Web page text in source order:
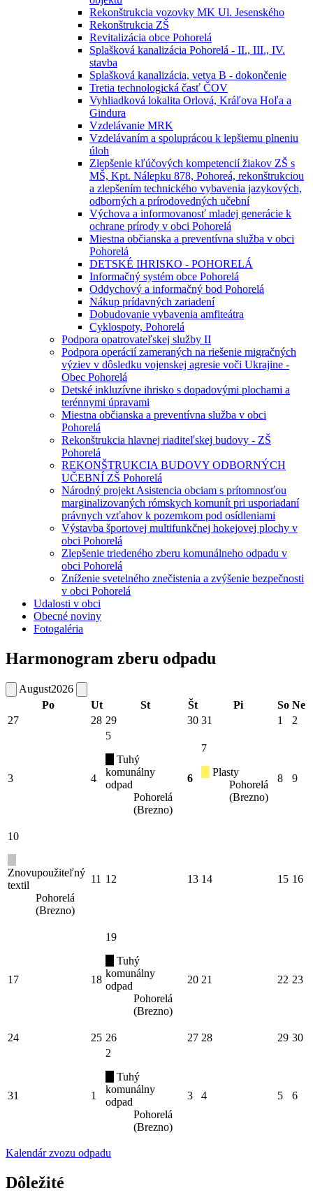
Rekonštrukcia vozovky MK Ul. Jesenského
Rekonštrukcia ZŠ
Revitalizácia obce Pohorelá
Splašková kanalizácia Pohorelá - II., III., IV.
stavba
Splašková kanalizácia, vetva B - dokončenie
Tretia technologická časť ČOV
Vyhliadková lokalita Orlová, Kráľova Hoľa a
Gindura
Vzdelávanie MRK
Vzdelávaním a spoluprácou k lepšiemu plneniu
úloh
Zlepšenie kľúčových kompetencií žiakov ZŠ s
MŠ, Kpt. Nálepku 878, Pohoreá, rekonštrukciou
a zlepšením technického vybavenia jazykových,
odborných a prírodovedných učební
Výchova a informovanosť mladej generácie k
ochrane prírody v obci Pohorelá
Miestna občianska a preventívna služba v obci
Pohorelá
DETSKÉ IHRISKO - POHORELÁ
Informačný systém obce Pohorelá
Oddychový a informačný bod Pohorelá
Nákup prídavných zariadení
Dobudovanie vybavenia amfiteátra
Cyklospoty, Pohorelá
Podpora opatrovateľskej služby II
Podpora operácií zameraných na riešenie migračných
výziev v dôsledku vojenskej agresie voči Ukrajine -
Obec Pohorelá
Detské inkluzívne ihrisko s dopadovými plochami a
terénnymi úpravami
Miestna občianska a preventívna služba v obci
Pohorelá
Rekonštrukcia hlavnej riaditeľskej budovy - ZŠ
Pohorelá
REKONŠTRUKCIA BUDOVY ODBORNÝCH
UČEBNÍ ZŠ Pohorelá
Národný projekt Asistencia obciam s prítomnosťou
marginalizovaných rómskych komunít pri usporiadaní
právnych vzťahov k pozemkom pod osídleniami
Výstavba športovej multifunkčnej hokejovej plochy v
obci Pohorelá
Zlepšenie triedeného zberu komunálneho odpadu v
obci Pohorelá
Zníženie svetelného znečistenia a zvýšenie bezpečnosti
v obci Pohorelá
Udalosti v obci
Obecné noviny
Fotogaléria
Harmonogram zberu odpadu
August2026
Po
Ut St Št Pi So Ne
27
28 29 30 31 1 2
3 4
5
Tuhý
komunálny
odpad
Pohorelá
(Brezno)
6
7
Plasty
Pohorelá
(Brezno)
8 9
10
Znovupoužiteľný
textil
Pohorelá
(Brezno)
11 12 13 14 15 16
17 18
19
Tuhý
komunálny
odpad
Pohorelá
(Brezno)
20 21 22 23
24 25 26 27 28 29 30
31 1
2
Tuhý
komunálny
odpad
Pohorelá
(Brezno)
3 4 5 6
Kalendár zvozu odpadu
Dôležité